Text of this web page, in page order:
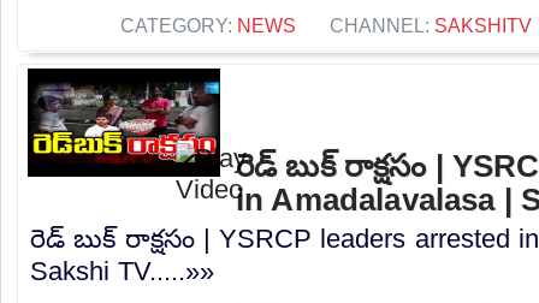
CATEGORY: NEWS CHANNEL: SAKSHITV
రెడ్ బుక్ రాక్షసం |
in Amadalavalasa |
రెడ్ బుక్ రాక్షసం | YSRCP leaders arrested
Sakshi TV.....»»